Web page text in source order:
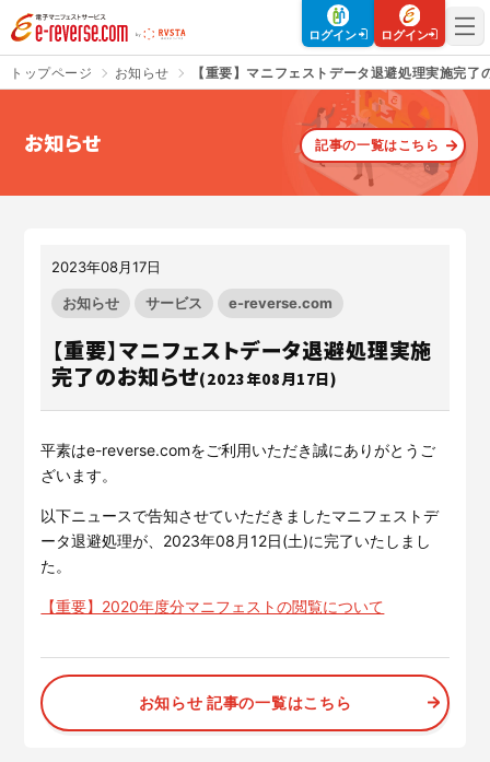
電子マニフェストサービス | e-reverse.com（イーリバースドットコ
ログイン ログイン
さよなら、紙マニフェスト
サービスサイトを見る
建設現場をICTでスマートに
入退場も、調整会議も、もっと
テムを提供するサービスです。
サービスサイトを見る
CO₂排出量を「見える化」して
の算出・可視化が可能な新しい
クラウドサービスです。
施工管理業務の標準化とノウハ
サービスサイトを見る
タチに。
るサービスです。
サービスサイトを見る
トップページ お知らせ 【重要】マニフェストデータ退避処理実施完了
お知らせ 記事の一覧はこちら
2023年08月17日
お知らせ サービス e-reverse.com
【重要】マニフェストデータ退避処理実施
完了のお知らせ(2023年08月17日)
平素はe-reverse.comをご利用いただき誠にありがとうご
ざいます。
以下ニュースで告知させていただきましたマニフェストデ
ータ退避処理が、2023年08月12日(土)に完了いたしまし
た。
【重要】2020年度分マニフェストの閲覧について
お知らせ 記事の一覧はこちら